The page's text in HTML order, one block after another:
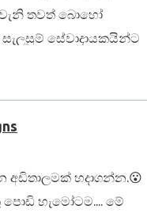
වැනි තවත් බොහෝ
සේවාදායකයින්ට
ගත හැකිය. ඔබ
මොක්අප් අච්චුවට
අඩිතාලමක් හදාගන්න.😮
හැමෝටම.... මේ